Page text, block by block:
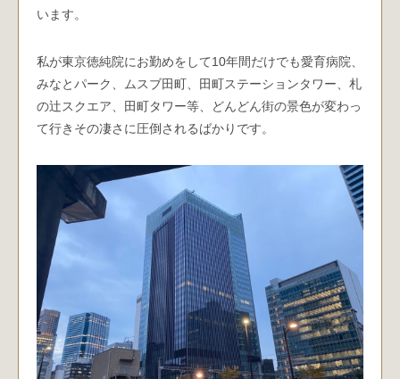
います。
私が東京徳純院にお勤めをして10年間だけでも愛育病院、
みなとパーク、ムスブ田町、田町ステーションタワー、札
の辻スクエア、田町タワー等、どんどん街の景色が変わっ
て行きその凄さに圧倒されるばかりです。